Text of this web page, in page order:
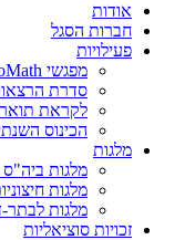
אודות
חברות הסגל
פעילויות
מפגשי WoMath
סדרת
לקראת
הכינוס
מלגות
מלגות
מלגות
מלגות לבתר-
זכויות סוציאליות